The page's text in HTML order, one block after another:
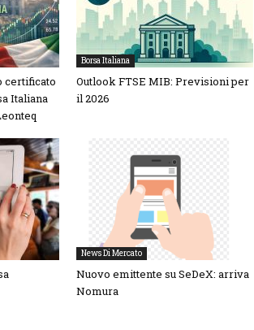
certificato
Italiana
Borsa Italiana
Outlook FTSE MIB: Previsioni per
il 2026
News Di Mercato
Nuovo emittente su SeDeX: arriva
Nomura